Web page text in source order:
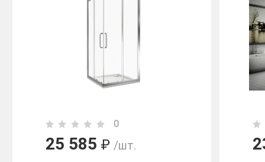
0
25 585 ₽ /шт.